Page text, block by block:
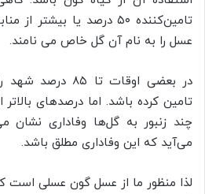
تامین‌کننده ۵۰ درصد یا
عسل را به نام آن گل خاص می نامند.
در بعضی اوقات تا
تامین کرده باشد. اما درصدهای
چند زنبور به گل‌ها وفاداری
می‌آید که این وفاداری مطلق باشد.
لذا منظور ما از عسل گون عسلی است